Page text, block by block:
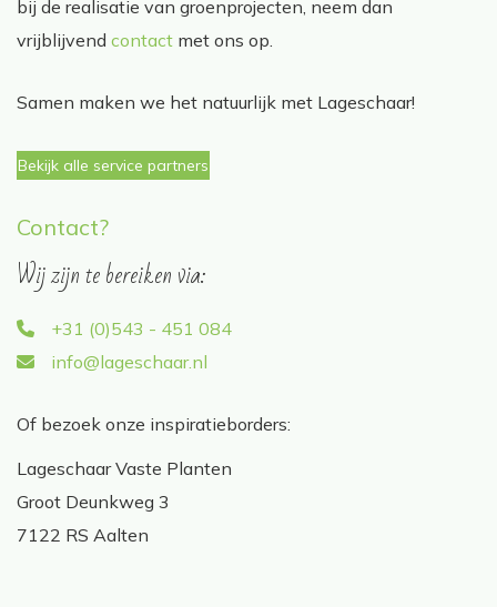
bij de realisatie van groenprojecten, neem dan
vrijblijvend contact met ons op.
Samen maken we het natuurlijk met Lageschaar!
Bekijk alle service partners
Contact?
Wij zijn te bereiken via:
+31 (0)543 - 451 084
info@lageschaar.nl
Of bezoek onze inspiratieborders:
Lageschaar Vaste Planten
Groot Deunkweg 3
7122 RS Aalten